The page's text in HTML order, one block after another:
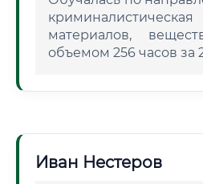
материалов,
объемом 256 часов за
Иван Нестеров